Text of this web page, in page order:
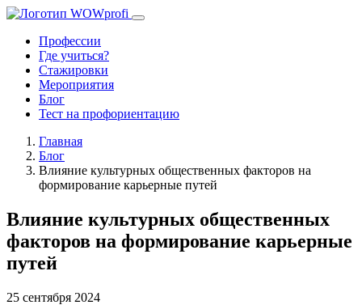
Профессии
Где учиться?
Стажировки
Мероприятия
Блог
Тест на профориентацию
Главная
Блог
Влияние культурных общественных факторов на
формирование карьерные путей
Влияние культурных общественных
факторов на формирование карьерные
путей
25 сентября 2024